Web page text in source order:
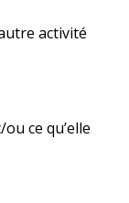
activité
ce qu’elle